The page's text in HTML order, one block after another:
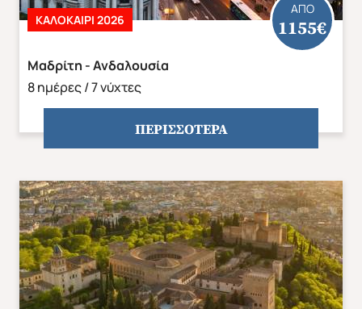
Μαδρίτη - Ανδαλουσία
8 ημέρες / 7 νύχτες
ΑΠΟ
1155€
ΚΑΛΟΚΑΙΡΙ 2026
ΠΕΡΙΣΣΟΤΕΡΑ